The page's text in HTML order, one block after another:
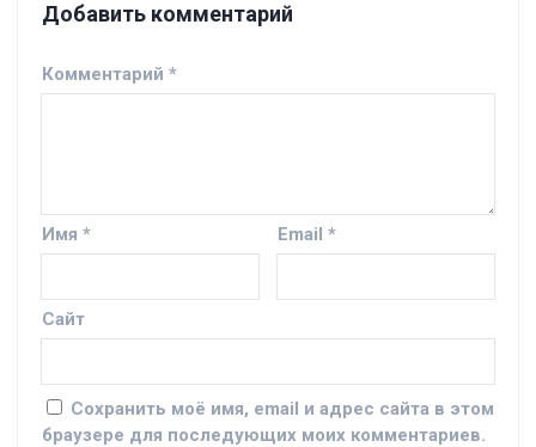
Добавить комментарий
Комментарий *
Имя * Email *
Сайт
Сохранить моё имя, email и адрес сайта в этом
браузере для последующих моих комментариев.